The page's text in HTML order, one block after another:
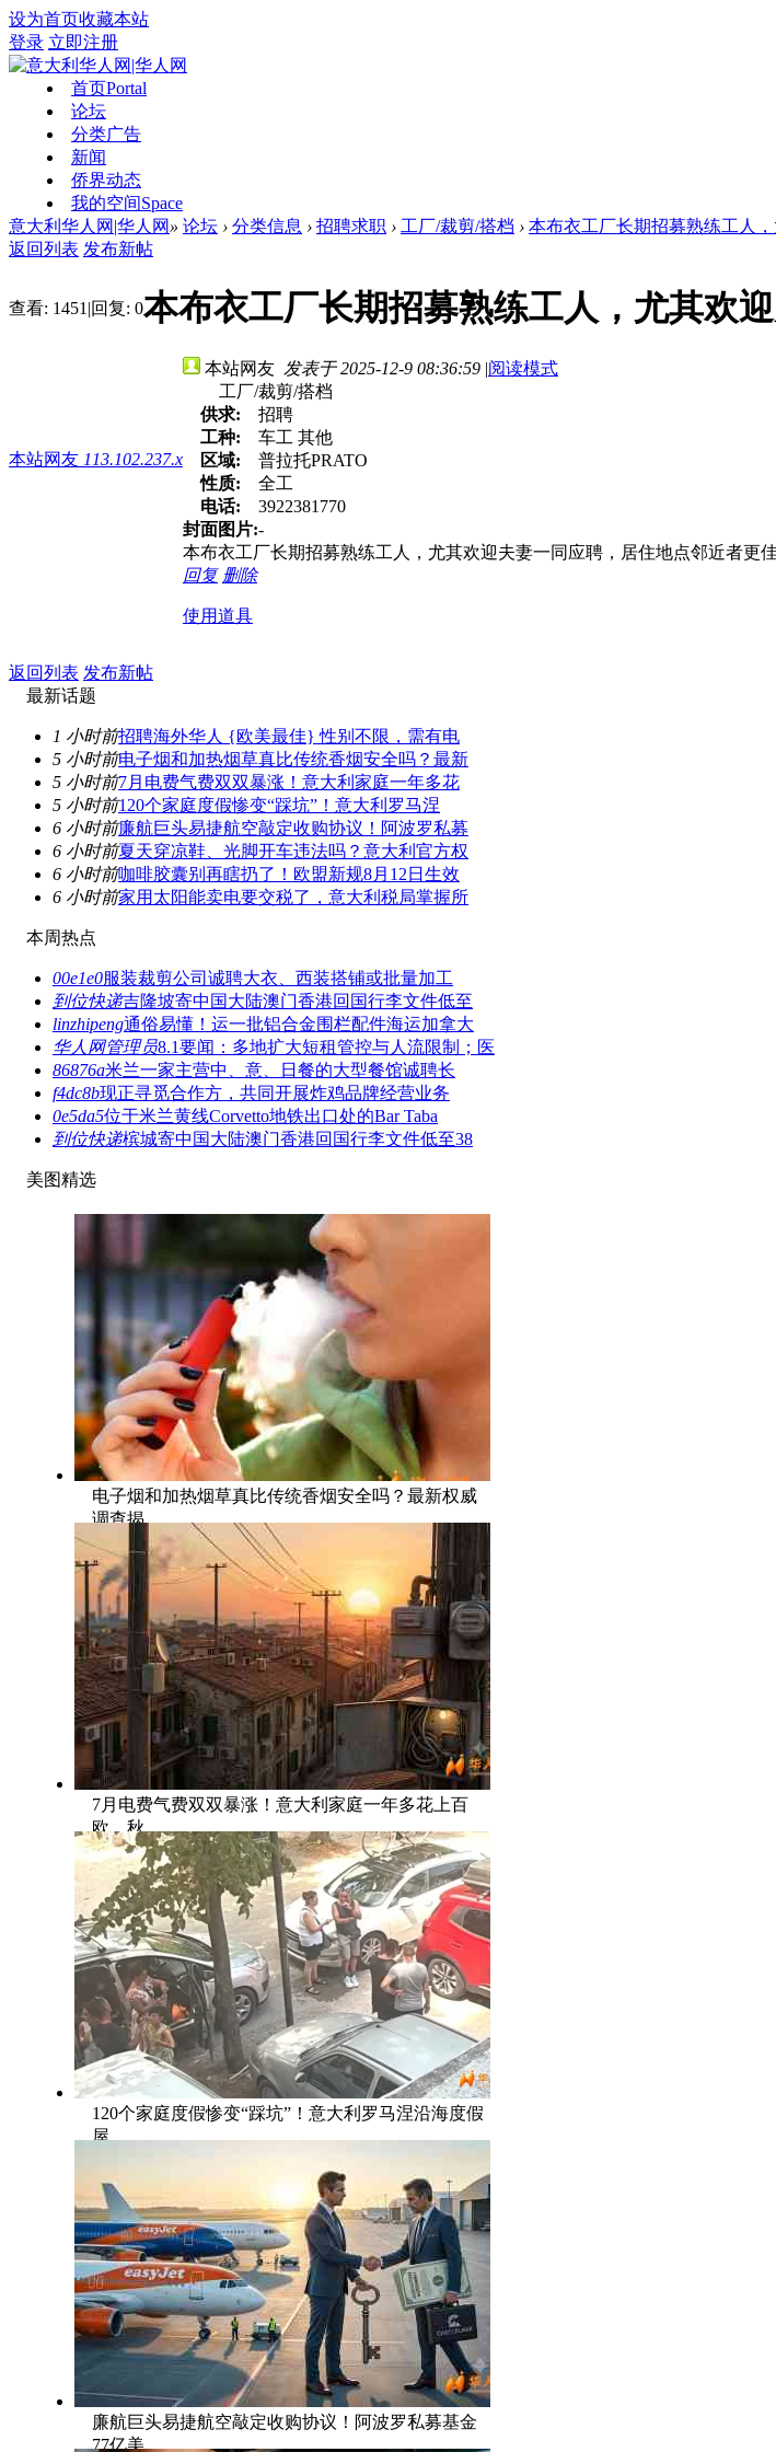
设为首页收藏本站
登录 立即注册
首页Portal
论坛
分类广告
新闻
侨界动态
我的空间Space
意大利华人网|华人网 » 论坛 › 分类信息 › 招聘求职 › 工厂/裁剪/搭档 › 本布衣工厂长期招募熟练工人
返回列表 发布新帖
查看: 1451 |回复: 0本布衣工厂长期招募熟练工人，尤其欢
本站网友 113.102.237.x
本站网友 发表于 2025-12-9 08:36:59 |阅读模式
工厂/裁剪/搭档
供求:
招聘
工种:
车工 其他
区域:
普拉托PRATO
性质:
全工
电话:
3922381770
封面图片:-
本布衣工厂长期招募熟练工人，尤其欢迎夫妻一同应聘，居住地点邻近者更
回复 删除
使用道具
返回列表 发布新帖
最新话题
1 小时前招聘海外华人 {欧美最佳} 性别不限，需有电
5 小时前电子烟和加热烟草真比传统香烟安全吗？最新
5 小时前7月电费气费双双暴涨！意大利家庭一年多花
5 小时前120个家庭度假惨变“踩坑”！意大利罗马涅
6 小时前廉航巨头易捷航空敲定收购协议！阿波罗私募
6 小时前夏天穿凉鞋、光脚开车违法吗？意大利官方权
6 小时前咖啡胶囊别再瞎扔了！欧盟新规8月12日生效
6 小时前家用太阳能卖电要交税了，意大利税局掌握所
本周热点
00e1e0服装裁剪公司诚聘大衣、西装搭铺或批量加工
到位快递吉隆坡寄中国大陆澳门香港回国行李文件低至
linzhipeng通俗易懂！运一批铝合金围栏配件海运加拿大
华人网管理员8.1要闻：多地扩大短租管控与人流限制；医
86876a米兰一家主营中、意、日餐的大型餐馆诚聘长
f4dc8b现正寻觅合作方，共同开展炸鸡品牌经营业务
0e5da5位于米兰黄线Corvetto地铁出口处的Bar Taba
到位快递槟城寄中国大陆澳门香港回国行李文件低至38
美图精选
电子烟和加热烟草真比传统香烟安全吗？最新权威
调查揭
7月电费气费双双暴涨！意大利家庭一年多花上百
欧，秋
120个家庭度假惨变“踩坑”！意大利罗马涅沿海度假
屋
廉航巨头易捷航空敲定收购协议！阿波罗私募基金
77亿美